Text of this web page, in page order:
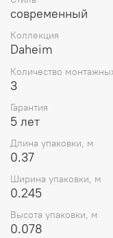
современный
Коллекция
Daheim
Количество
3
Гарантия
5 лет
Длина упаковки, м
0.37
Ширина упаковки, м
0.245
Высота упаковки, м
0.078